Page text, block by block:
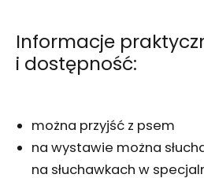
Informacje
i dostępność:
można przyjść z psem
na wystawie można
na słuchawkach w